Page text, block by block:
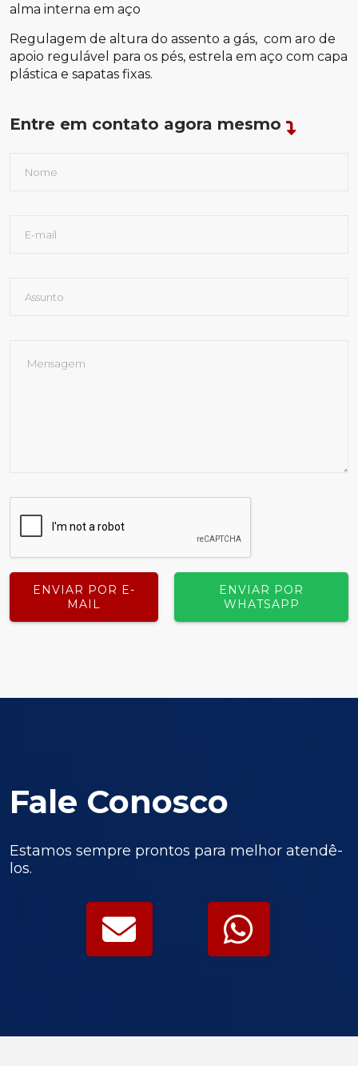
alma interna em aço
Regulagem de altura do assento a gás, com aro de
apoio regulável para os pés, estrela em aço com capa
plástica e sapatas fixas.
Entre em contato agora mesmo
ENVIAR POR E-
MAIL
ENVIAR POR
WHATSAPP
Fale Conosco
Estamos sempre prontos para melhor atendê-
los.